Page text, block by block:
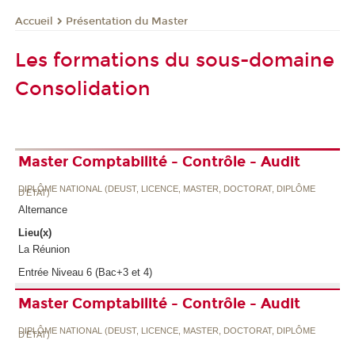
Accueil Présentation du Master
Les formations du sous-domaine
Consolidation
Master Comptabilité - Contrôle - Audit
DIPLÔME NATIONAL (DEUST, LICENCE, MASTER, DOCTORAT, DIPLÔME
D'ETAT)
Alternance
Lieu(x)
La Réunion
Entrée Niveau 6 (Bac+3 et 4)
Master Comptabilité - Contrôle - Audit
DIPLÔME NATIONAL (DEUST, LICENCE, MASTER, DOCTORAT, DIPLÔME
D'ETAT)